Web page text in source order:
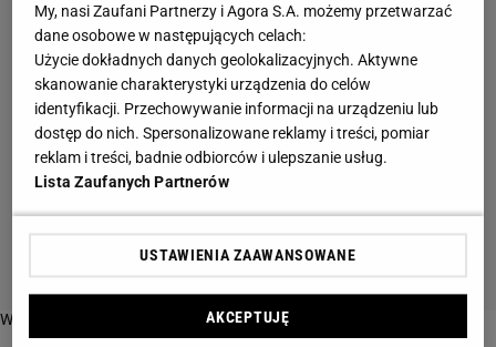
My, nasi Zaufani Partnerzy i Agora S.A. możemy przetwarzać
dane osobowe w następujących celach:
Użycie dokładnych danych geolokalizacyjnych. Aktywne
skanowanie charakterystyki urządzenia do celów
identyfikacji. Przechowywanie informacji na urządzeniu lub
dostęp do nich. Spersonalizowane reklamy i treści, pomiar
reklam i treści, badnie odbiorców i ulepszanie usług.
Lista Zaufanych Partnerów
USTAWIENIA ZAAWANSOWANE
AKCEPTUJĘ